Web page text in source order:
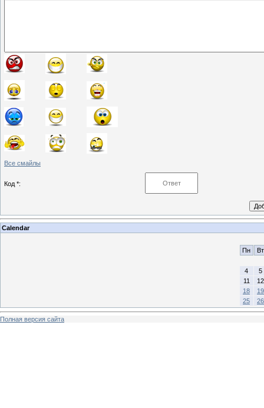
Все смайлы
Код *:
Calendar
Пн Вт
4
5
11
12
18
19
25
26
Полная версия сайта